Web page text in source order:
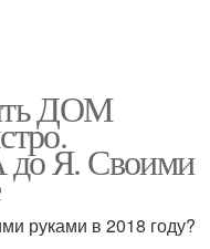
ДОМ
Я. Своими
руками в 2018 году?